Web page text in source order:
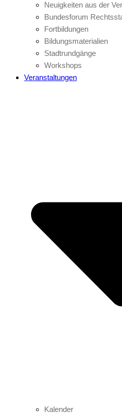
Neuigkeiten aus der
Bundesforum
Fortbildungen
Bildungsmaterialien
Stadtrundgänge
Workshops
Veranstaltungen
Kalender